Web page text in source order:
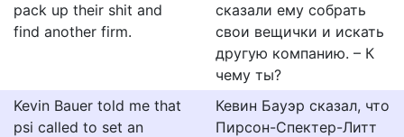
pack up their shit and
find another firm.
сказали ему собрать
свои вещички и искать
другую компанию. – К
чему ты?
Kevin Bauer told me that
psi called to set an
Кевин Бауэр сказал, что
Пирсон-Спектер-Литт